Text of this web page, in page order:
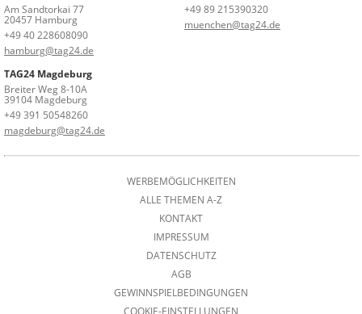
Am Sandtorkai 77
20457 Hamburg
+49 40 228608090
hamburg@tag24.de
+49 89 215390320
muenchen@tag24.de
TAG24 Magdeburg
Breiter Weg 8-10A
39104 Magdeburg
+49 391 50548260
magdeburg@tag24.de
WERBEMÖGLICHKEITEN
ALLE THEMEN A-Z
KONTAKT
IMPRESSUM
DATENSCHUTZ
AGB
GEWINNSPIELBEDINGUNGEN